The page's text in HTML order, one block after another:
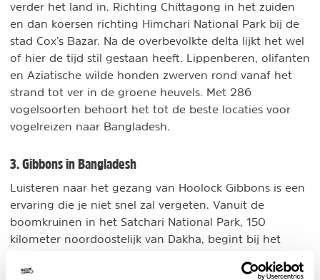
verder het land in. Richting Chittagong in het zuiden
en dan koersen richting Himchari National Park bij de
stad Cox’s Bazar. Na de overbevolkte delta lijkt het wel
of hier de tijd stil gestaan heeft. Lippenberen, olifanten
en Aziatische wilde honden zwerven rond vanaf het
strand tot ver in de groene heuvels. Met 286
vogelsoorten behoort het tot de beste locaties voor
vogelreizen naar Bangladesh.
3. Gibbons in Bangladesh
Luisteren naar het gezang van Hoolock Gibbons is een
ervaring die je niet snel zal vergeten. Vanuit de
boomkruinen in het Satchari National Park, 150
kilometer noordoostelijk van Dakha, begint bij het
merg en been gaat. Soms lukt het zelfs om een glimp